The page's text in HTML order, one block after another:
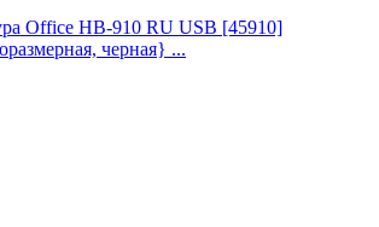
Office HB-910 RU USB [45910]
черная} ...